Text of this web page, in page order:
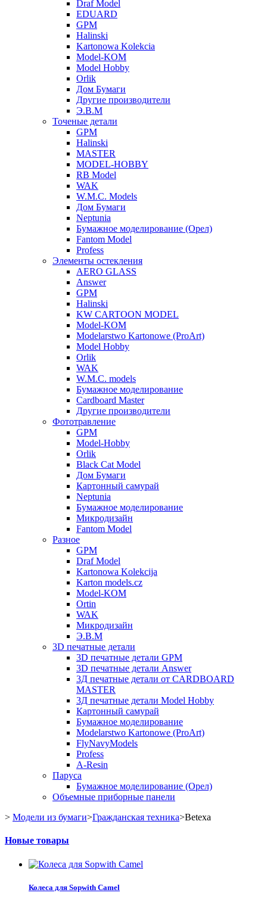
Draf Model
EDUARD
GPM
Halinski
Kartonowa Kolekcia
Model-KOM
Model Hobby
Orlik
Дом Бумаги
Другие производители
Э.В.М
Точеные детали
GPM
Halinski
MASTER
MODEL-HOBBY
RB Model
WAK
W.M.C. Models
Дом Бумаги
Neptunia
Бумажное моделирование (Орел)
Fantom Model
Profess
Элементы остекления
AERO GLASS
Answer
GPM
Halinski
KW CARTOON MODEL
Model-KOM
Modelarstwo Kartonowe (ProArt)
Model Hobby
Orlik
WAK
W.M.C. models
Бумажное моделирование
Cardboard Master
Другие производители
Фототравление
GPM
Model-Hobby
Orlik
Black Cat Model
Дом Бумаги
Картонный самурай
Neptunia
Бумажное моделирование
Микродизайн
Fantom Model
Разное
GPM
Draf Model
Kartonowa Kolekcija
Karton models.cz
Model-KOM
Ortin
WAK
Микродизайн
Э.В.М
3D печатные детали
3D печатные детали GPM
3D печатные детали Answer
3Д печатные детали от CARDBOARD
MASTER
3Д печатные детали Model Hobby
Картонный самурай
Бумажное моделирование
Modelarstwo Kartonowe (ProArt)
FlyNavyModels
Profess
A-Resin
Паруса
Бумажное моделирование (Орел)
Объемные приборные панели
> Модели из бумаги>Гражданская техника>Betexa
Новые товары
Колеса для Sopwith Camel